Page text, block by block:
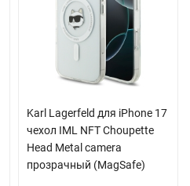
Karl Lagerfeld для iPhone 17
чехол IML NFT Choupette
Head Metal camera
прозрачный (MagSafe)